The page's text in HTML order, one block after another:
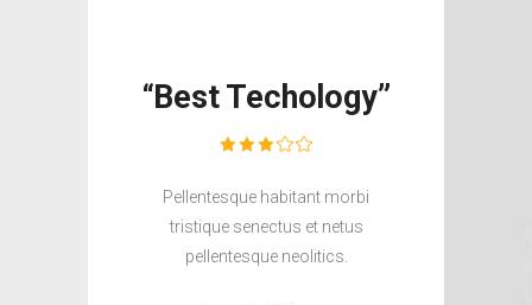
“Best Techology”
Pellentesque habitant morbi
tristique senectus et netus
pellentesque neolitics.